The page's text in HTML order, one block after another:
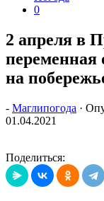
0
2 апреля в
переменная
на
- Маглипогода ·
01.04.2021
Поделиться: